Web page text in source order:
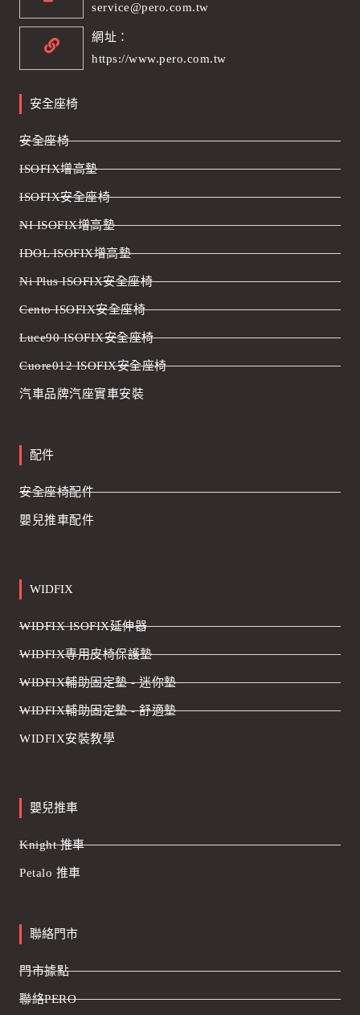
service@pero.com.tw
網址：
https://www.pero.com.tw
安全座椅
安全座椅
ISOFIX增高墊
ISOFIX安全座椅
NI ISOFIX增高墊
IDOL ISOFIX增高墊
Ni Plus ISOFIX安全座椅
Cento ISOFIX安全座椅
Luce90 ISOFIX安全座椅
Cuore012 ISOFIX安全座椅
汽車品牌汽座實車安裝
配件
安全座椅配件
嬰兒推車配件
WIDFIX
WIDFIX ISOFIX延伸器
WIDFIX專用皮椅保護墊
WIDFIX輔助固定墊 - 迷你墊
WIDFIX輔助固定墊 - 舒適墊
WIDFIX安裝教學
嬰兒推車
Knight 推車
Petalo 推車
聯絡門市
門市據點
聯絡PERO